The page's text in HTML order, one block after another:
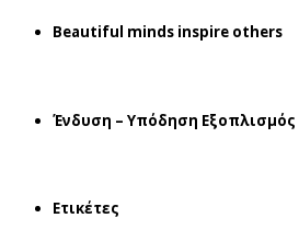
Beautiful minds inspire others
Ένδυση – Υπόδηση Εξοπλισμός
Ετικέτες